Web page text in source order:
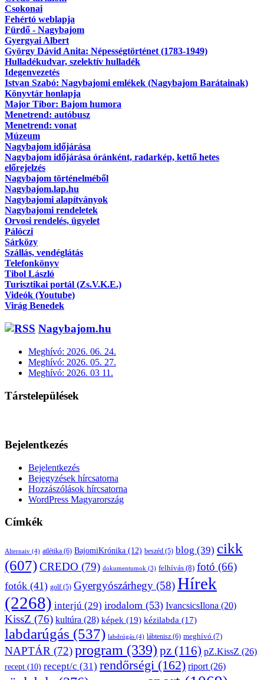
Csokonai
Fehértó weblapja
Fürdő - Nagybajom
Gyergyai Albert
György Dávid Anita: Népességtörténet (1783-1949)
Hulladékudvar, szelektív hulladék
Idegenvezetés
Istvan Szabó: Nagybajomi emlékek (Nagybajom Barátainak)
Könyvtár honlapja
Major Tibor: Bajom humora
Menetrend: autóbusz
Menetrend: vonat
Múzeum
Nagybajom időjárása
Nagybajom időjárása óránként, radarkép, kettő hetes
előrejelzés
Nagybajom történelméből
Nagybajom.lap.hu
Nagybajomi alapítványok
Nagybajomi rendeletek
Orvosi rendelés, ügyelet
Pálóczi
Sárközy
Szállás, vendéglátás
Telefonkönyv
Tibol László
Turisztikai portál (Zs.V.K.E.)
Videók (Youtube)
Virág Benedek
Nagybajom.hu
Meghívó: 2026. 06. 24.
Meghívó: 2026. 05. 27.
Meghívó: 2026. 03 11.
Társtelepülések
Bejelentkezés
Bejelentkezés
Bejegyzések hírcsatorna
Hozzászólások hírcsatorna
WordPress Magyarország
Címkék
Alternaiv (4) atlétika (6) BajomiKrónika (12) beszéd (5) blog (39) cikk
(607)CREDO (79) dokumentumok (3) felhívás (8) fotó (66)
fotók (41) golf (5) Gyergyószárhegy (58)Hírek
(2268) interjú (29) irodalom (53) IvancsicsIlona (20)
KissZ (76) kultúra (28) képek (19) kézilabda (17)
labdarúgás (537) labdrúgás (4) lábtenisz (6) meghívó (7)
NAPTÁR (72)program (339) pz (116) pZ.KissZ (26)
recept (10) recept/c (31) rendőrségi (162) riport(26)